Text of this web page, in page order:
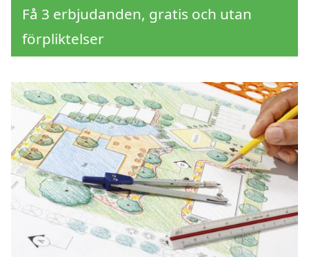
Få 3 erbjudanden, gratis och utan
förpliktelser